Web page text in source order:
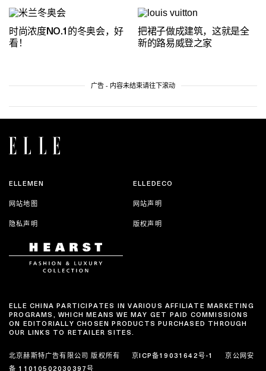
时尚浓度NO.1的冬奥会，好
看！
把裙子做成建筑，这就是全
新的路易威登之家
广告 - 内容未结束请往下滚动
ELLEMEN ELLEDECO
网站地图 网站声明
隐私声明 版权声明
ELLE CHINA PARTICIPATES IN VARIOUS AFFILIATE MARKETING
PROGRAMS, WHICH MEANS WE MAY GET PAID COMMISSIONS
ON EDITORIALLY CHOSEN PRODUCTS PURCHASED THROUGH
OUR LINKS TO RETAILER SITES.
北京赫斯特广告有限公司 版权所有 京ICP备19031642号-1
京公网安
备 11010502030397号